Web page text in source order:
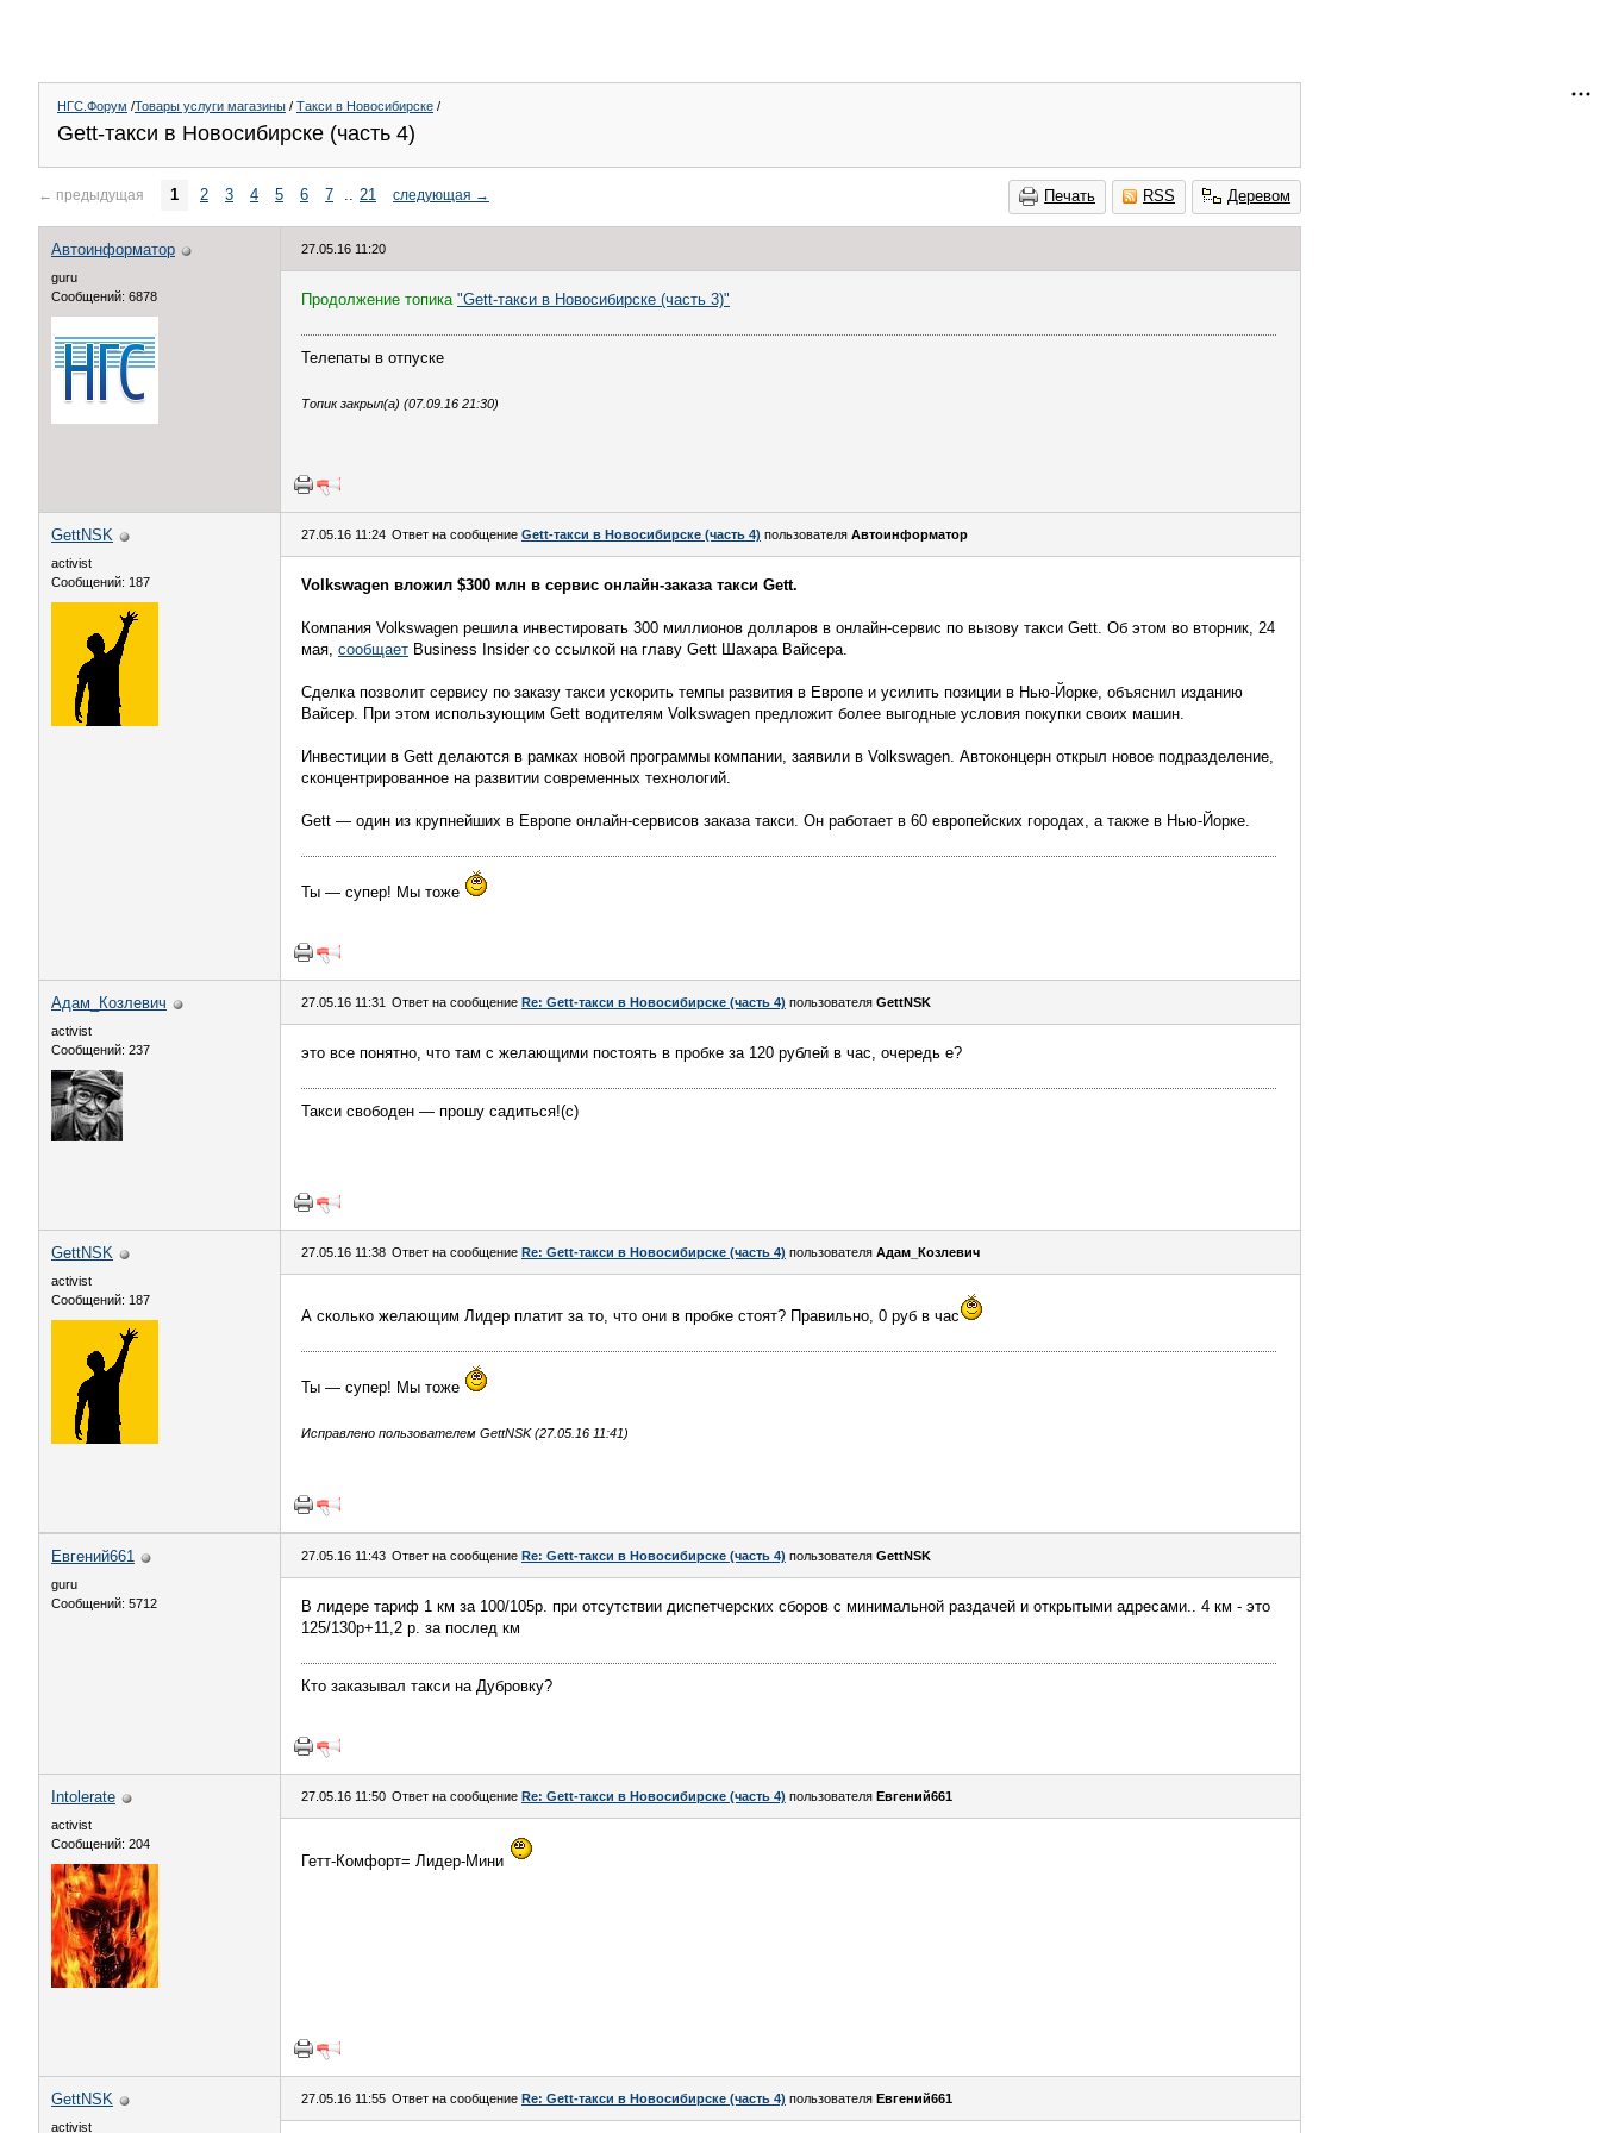
НГС.Форум /Товары услуги магазины / Такси в Новосибирске /
Gett-такси в Новосибирске (часть 4)
Печать RSS Деревом
← предыдущая 1 2 3 4 5 6 7 .. 21 следующая →
Автоинформатор
guru
Сообщений: 6878
27.05.16 11:20
Продолжение топика "Gett-такси в Новосибирске (часть 3)"
Телепаты в отпуске
Топик закрыл(а) (07.09.16 21:30)
GettNSK
activist
Сообщений: 187
27.05.16 11:24 Ответ на сообщение Gett-такси в Новосибирске (часть 4) пользователя Автоинформатор
Volkswagen вложил $300 млн в сервис онлайн-заказа такси Gett.
Компания Volkswagen решила инвестировать 300 миллионов долларов в онлайн-сервис по вызову такси Gett. Об этом во вторник, 24
мая, сообщает Business Insider со ссылкой на главу Gett Шахара Вайсера.
Сделка позволит сервису по заказу такси ускорить темпы развития в Европе и усилить позиции в Нью-Йорке, объяснил изданию
Вайсер. При этом использующим Gett водителям Volkswagen предложит более выгодные условия покупки своих машин.
Инвестиции в Gett делаются в рамках новой программы компании, заявили в Volkswagen. Автоконцерн открыл новое подразделение,
сконцентрированное на развитии современных технологий.
Gett — один из крупнейших в Европе онлайн-сервисов заказа такси. Он работает в 60 европейских городах, а также в Нью-Йорке.
Ты — супер! Мы тоже
Адам_Козлевич
activist
Сообщений: 237
27.05.16 11:31 Ответ на сообщение Re: Gett-такси в Новосибирске (часть 4) пользователя GettNSK
это все понятно, что там с желающими постоять в пробке за 120 рублей в час, очередь е?
Такси свободен — прошу садиться!(с)
GettNSK
activist
Сообщений: 187
27.05.16 11:38 Ответ на сообщение Re: Gett-такси в Новосибирске (часть 4) пользователя Адам_Козлевич
А сколько желающим Лидер платит за то, что они в пробке стоят? Правильно, 0 руб в час
Ты — супер! Мы тоже
Исправлено пользователем GettNSK (27.05.16 11:41)
Евгений661
guru
Сообщений: 5712
27.05.16 11:43 Ответ на сообщение Re: Gett-такси в Новосибирске (часть 4) пользователя GettNSK
В лидере тариф 1 км за 100/105р. при отсутствии диспетчерских сборов с минимальной раздачей и открытыми адресами.. 4 км - это
125/130р+11,2 р. за послед км
Кто заказывал такси на Дубровку?
Intolerate
activist
Сообщений: 204
27.05.16 11:50 Ответ на сообщение Re: Gett-такси в Новосибирске (часть 4) пользователя Евгений661
Гетт-Комфорт= Лидер-Мини
GettNSK
activist
27.05.16 11:55 Ответ на сообщение Re: Gett-такси в Новосибирске (часть 4) пользователя Евгений661